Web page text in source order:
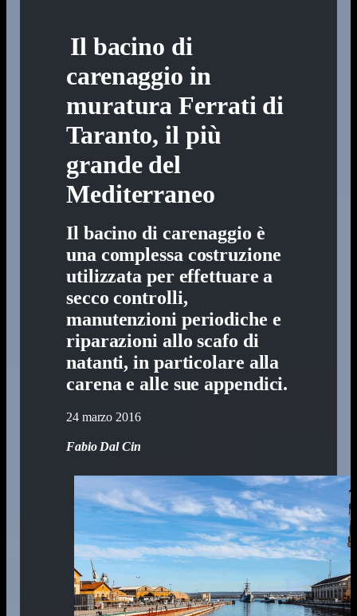
Il bacino di
carenaggio in
muratura Ferrati di
Taranto, il più
grande del
Mediterraneo
Il bacino di carenaggio è
una complessa costruzione
utilizzata per effettuare a
secco controlli,
manutenzioni periodiche e
riparazioni allo scafo di
natanti, in particolare alla
carena e alle sue appendici.
24 marzo 2016
Fabio Dal Cin